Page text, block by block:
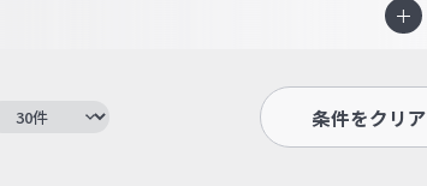
条件をクリア